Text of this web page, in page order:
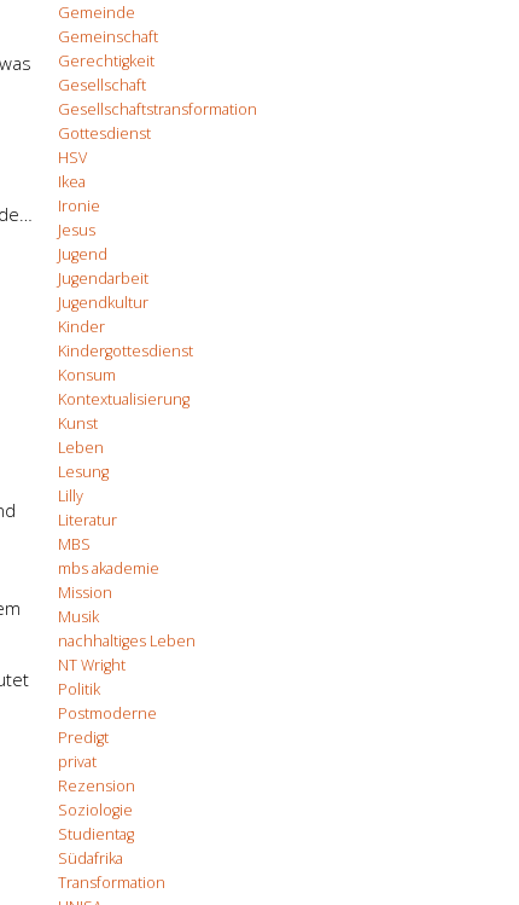
Gemeinde
Gemeinschaft
Gerechtigkeit
Gesellschaft
Gesellschaftstransformation
Gottesdienst
HSV
Ikea
Ironie
Jesus
Jugend
Jugendarbeit
Jugendkultur
Kinder
Kindergottesdienst
Konsum
Kontextualisierung
Kunst
Leben
Lesung
Lilly
Literatur
MBS
mbs akademie
Mission
Musik
nachhaltiges Leben
NT Wright
Politik
Postmoderne
Predigt
privat
Rezension
Soziologie
Studientag
Südafrika
Transformation